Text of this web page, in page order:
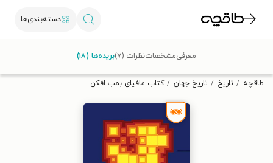
دسته‌بندی‌ها
تخفیف از طاقچه دریافت کن.
طاقچه تاریخ تاریخ جهان کتاب مافیای بمب افکن
معرفیمشخصاتنظرات (۷) بریده‌ها (۱۸)